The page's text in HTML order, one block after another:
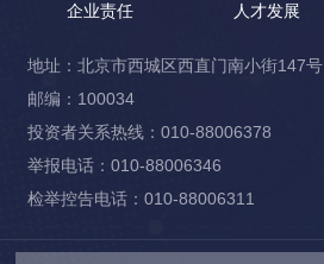
企业责任 人才发展
地址：北京市西城区西直门南小街147号
邮编：100034
投资者关系热线：010-88006378
举报电话：010-88006346
检举控告电话：010-88006311